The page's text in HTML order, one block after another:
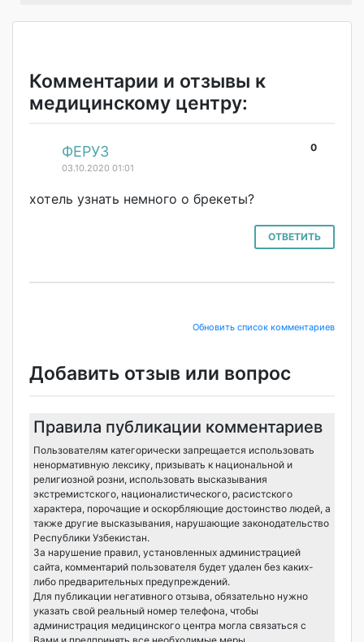
Комментарии и отзывы к
медицинскому центру:
0
ФЕРУЗ
03.10.2020 01:01
хотель узнать немного о брекеты?
ОТВЕТИТЬ
Обновить список комментариев
Добавить отзыв или вопрос
Правила публикации комментариев
Пользователям категорически запрещается использовать
ненормативную лексику, призывать к национальной и
религиозной розни, использовать высказывания
экстремистского, националистического, расистского
характера, порочащие и оскорбляющие достоинство людей, а
также другие высказывания, нарушающие законодательство
Республики Узбекистан.
За нарушение правил, установленных администрацией
сайта, комментарий пользователя будет удален без каких-
либо предварительных предупреждений.
Для публикации негативного отзыва, обязательно нужно
указать свой реальный номер телефона, чтобы
администрация медицинского центра могла связаться с